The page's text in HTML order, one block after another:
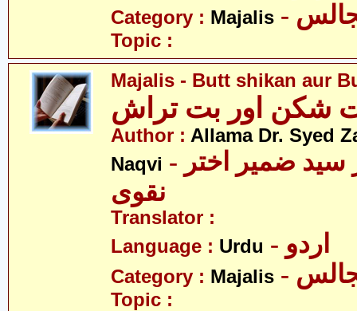
Category : Majalis
Topic :
Majalis - Butt shikan aur
شکن اور بت تراش
Author : Allama Dr. Syed
Naqvi - علامہ ڈاکٹر سید ضمیر اختر
نقوی
Translator :
Language : Urdu - اردو
Category : Majalis
Topic :